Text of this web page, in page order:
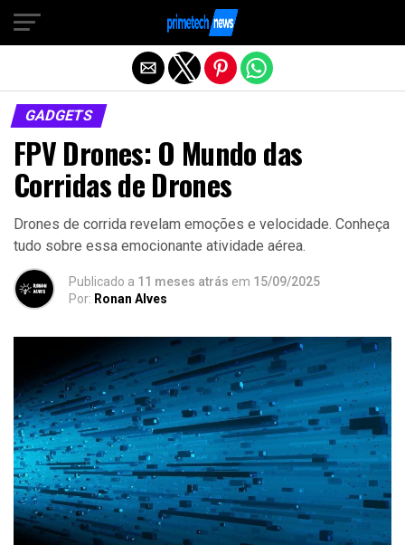
GADGETS
FPV Drones: O Mundo das
Corridas de Drones
Drones de corrida revelam emoções e velocidade. Conheça
tudo sobre essa emocionante atividade aérea.
Publicado a 11 meses atrás em 15/09/2025
Por: Ronan Alves
Sair da versão mobile